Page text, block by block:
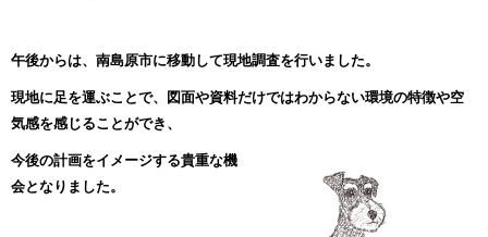
午後からは、南島原市に移動して現地調査を行いました。
現地に足を運ぶことで、図面や資料だけではわからない環境の特徴や空
気感を感じることができ、
今後の計画をイメージする貴重な機
会となりました。